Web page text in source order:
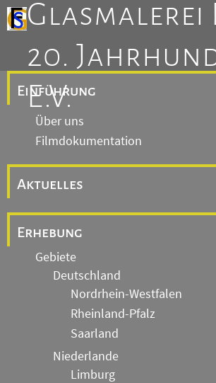
Glasmalerei
20.
E.V.
Einführung
Über uns
Filmdokumentation
Aktuelles
Erhebung
Gebiete
Deutschland
Nordrhein-Westfalen
Rheinland-Pfalz
Saarland
Niederlande
Limburg